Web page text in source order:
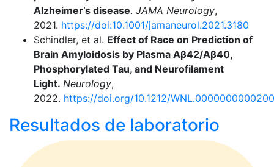
Alzheimer’s disease. JAMA Neurology,
2021. https://doi:10.1001/jamaneurol.2021.3180
Schindler, et al. Effect of Race on Prediction of
Brain Amyloidosis by Plasma Aβ42/Aβ40,
Phosphorylated Tau, and Neurofilament
Light. Neurology,
2022. https://doi.org/10.1212/
Resultados de laboratorio